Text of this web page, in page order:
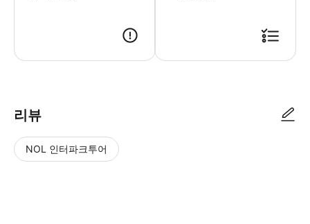
리뷰
NOL 인터파크투어